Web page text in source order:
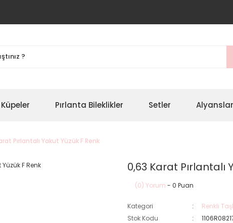
Pırlanta Bileklikler Setler Alyanslar
Pırlantalı Yakut Yüzük F Renk
0,63 Karat Pırlantalı
(0) Yorum - 0 Puan
Kategori
Renkli
Stok Kodu